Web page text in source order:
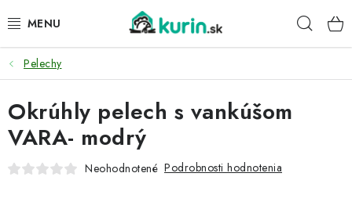
na
PRE HYDINU
PRE PSY
PRE ZAJACE
Pelechy
Okrúhly pelech s vankúšom
VARA- modrý
Neohodnotené Podrobnosti hodnotenia